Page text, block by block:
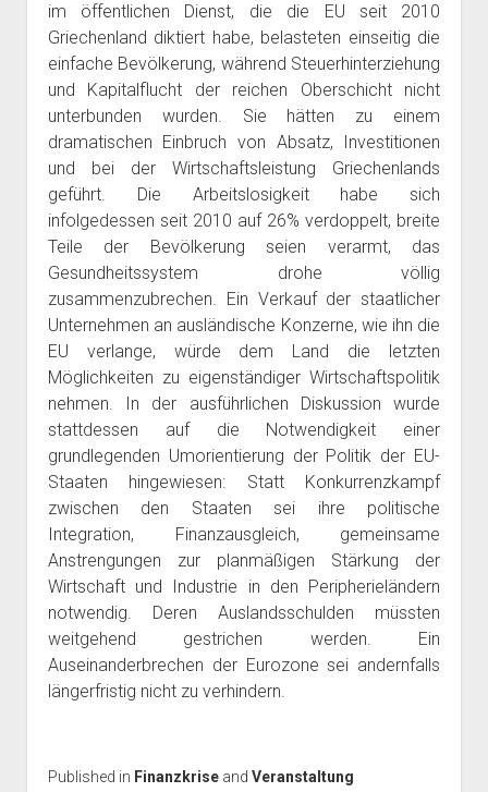
im öffentlichen Dienst, die die EU seit 2010
Griechenland diktiert habe, belasteten einseitig die
einfache Bevölkerung, während Steuerhinterziehung
und Kapitalflucht der reichen Oberschicht nicht
unterbunden wurden. Sie hätten zu einem
dramatischen Einbruch von Absatz, Investitionen
und bei der Wirtschaftsleistung Griechenlands
geführt. Die Arbeitslosigkeit habe sich
infolgedessen seit 2010 auf 26% verdoppelt, breite
Teile der Bevölkerung seien verarmt, das
Gesundheitssystem drohe völlig
zusammenzubrechen. Ein Verkauf der staatlicher
Unternehmen an ausländische Konzerne, wie ihn die
EU verlange, würde dem Land die letzten
Möglichkeiten zu eigenständiger Wirtschaftspolitik
nehmen. In der ausführlichen Diskussion wurde
stattdessen auf die Notwendigkeit einer
grundlegenden Umorientierung der Politik der EU-
Staaten hingewiesen: Statt Konkurrenzkampf
zwischen den Staaten sei ihre politische
Integration, Finanzausgleich, gemeinsame
Anstrengungen zur planmäßigen Stärkung der
Wirtschaft und Industrie in den Peripherieländern
notwendig. Deren Auslandsschulden müssten
weitgehend gestrichen werden. Ein
Auseinanderbrechen der Eurozone sei andernfalls
längerfristig nicht zu verhindern.
Published in Finanzkriseand Veranstaltung